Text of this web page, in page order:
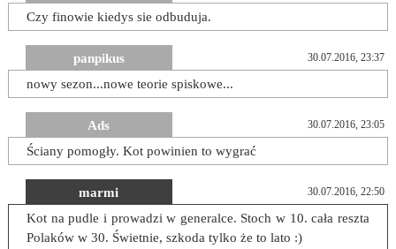
Czy finowie kiedys sie odbuduja.
panpikus 30.07.2016, 23:37
nowy sezon...nowe teorie spiskowe...
Ads 30.07.2016, 23:05
Ściany pomogły. Kot powinien to wygrać
marmi 30.07.2016, 22:50
Kot na pudle i prowadzi w generalce. Stoch w 10. cała reszta
Polaków w 30. Świetnie, szkoda tylko że to lato :)